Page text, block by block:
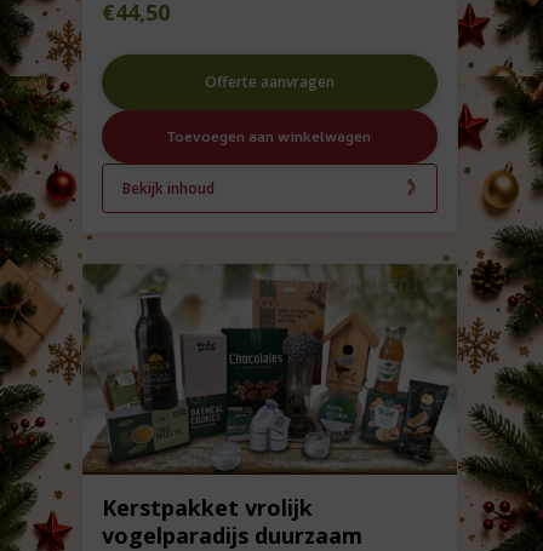
€44,50
Offerte aanvragen
Toevoegen aan winkelwagen
Bekijk inhoud
Kerstpakket vrolijk
vogelparadijs duurzaam